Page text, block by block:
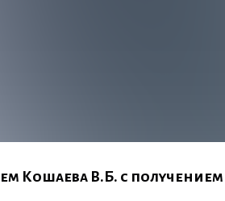
Кошаева В.Б. с